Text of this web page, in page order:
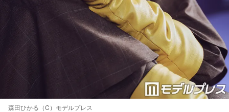
森田ひかる（C）モデルプレス